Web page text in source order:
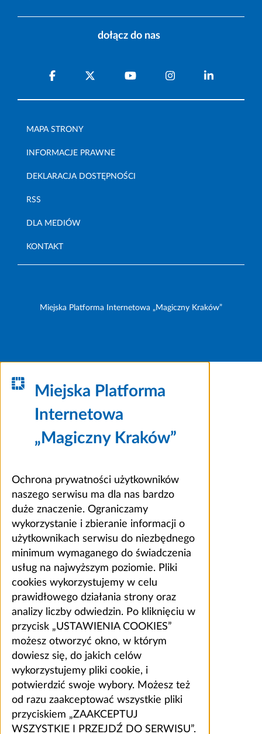
dołącz do nas
MAPA STRONY
INFORMACJE PRAWNE
DEKLARACJA DOSTĘPNOŚCI
RSS
DLA MEDIÓW
KONTAKT
Miejska Platforma Internetowa „Magiczny Kraków”
Miejska Platforma
Internetowa
„Magiczny Kraków”
Ochrona prywatności użytkowników
naszego serwisu ma dla nas bardzo
duże znaczenie. Ograniczamy
wykorzystanie i zbieranie informacji o
użytkownikach serwisu do niezbędnego
minimum wymaganego do świadczenia
usług na najwyższym poziomie. Pliki
cookies wykorzystujemy w celu
prawidłowego działania strony oraz
analizy liczby odwiedzin. Po kliknięciu w
przycisk „USTAWIENIA COOKIES”
możesz otworzyć okno, w którym
dowiesz się, do jakich celów
wykorzystujemy pliki cookie, i
potwierdzić swoje wybory. Możesz też
od razu zaakceptować wszystkie pliki
przyciskiem „ZAAKCEPTUJ
WSZYSTKIE I PRZEJDŹ DO SERWISU”.